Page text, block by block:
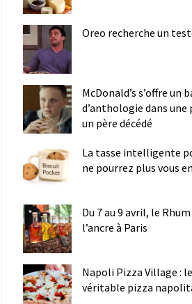
Oreo recherche un
McDonald’s s’offre un
d’anthologie dans
un père décédé
La tasse intelligente
ne pourrez plus vous
Du 7 au 9 avril, le
l’ancre à Paris
Napoli Pizza Village :
véritable pizza